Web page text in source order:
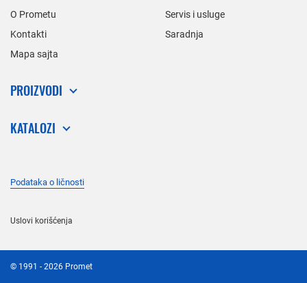
O Prometu
Servis i usluge
Kontakti
Saradnja
Mapa sajta
PROIZVODI
KATALOZI
Podataka o ličnosti
Uslovi korišćenja
© 1991 - 2026 Promet